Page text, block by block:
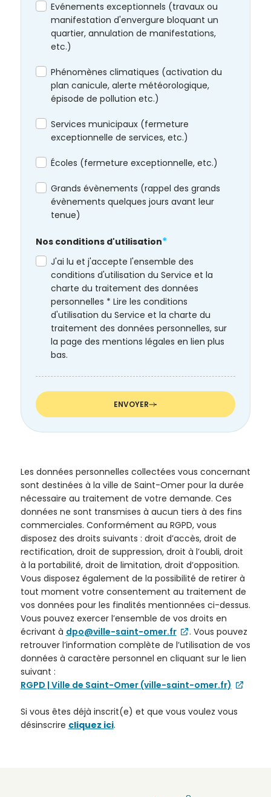
Evénements exceptionnels (travaux ou
manifestation d'envergure bloquant un
quartier, annulation de manifestations,
etc.)
Phénomènes climatiques (activation du
plan canicule, alerte météorologique,
épisode de pollution etc.)
Services municipaux (fermeture
exceptionnelle de services, etc.)
Écoles (fermeture exceptionnelle, etc.)
Grands évènements (rappel des grands
évènements quelques jours avant leur
tenue)
Nos conditions d'utilisation*
J'ai lu et j'accepte l'ensemble des
conditions d'utilisation du Service et la
charte du traitement des données
personnelles * Lire les conditions
d'utilisation du Service et la charte du
traitement des données personnelles, sur
la page des mentions légales en lien plus
bas.
ENVOYER
Confirmation
d’envoi
Bonjour,
Nous
avons
bien
réceptionné
votre
demande
sera
traitée
Les données personnelles collectées vous concernant
sont destinées à la ville de Saint-Omer pour la durée
nécessaire au traitement de votre demande. Ces
données ne sont transmises à aucun tiers à des fins
commerciales. Conformément au RGPD, vous
disposez des droits suivants : droit d’accès, droit de
rectification, droit de suppression, droit à l’oubli, droit
à la portabilité, droit de limitation, droit d’opposition.
Vous disposez également de la possibilité de retirer à
tout moment votre consentement au traitement de
vos données pour les finalités mentionnées ci-dessus.
Vous pouvez exercer l’ensemble de vos droits en
écrivant à dpo@ville-saint-omer.fr
. Vous pouvez
retrouver l’information complète de l’utilisation de vos
données à caractère personnel en cliquant sur le lien
suivant :
RGPD | Ville de Saint-Omer (ville-saint-omer.fr)
Si vous êtes déjà inscrit(e) et que vous voulez vous
désinscrire cliquez ici.